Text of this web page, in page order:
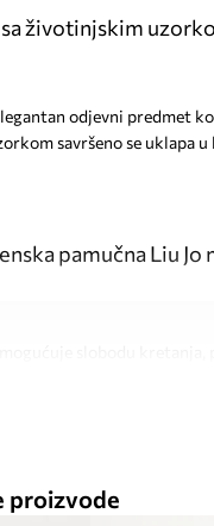
sa životinjskim
odjevni predmet
savršeno se uklapa
pamučna Liu
slobodno
proizvode